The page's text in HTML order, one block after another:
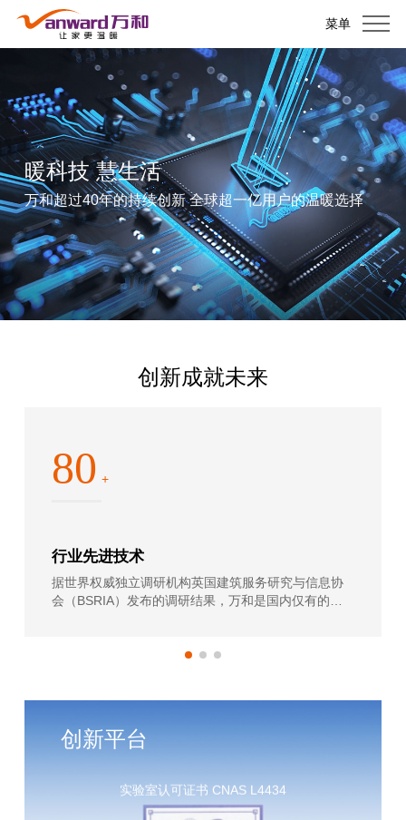
菜单
暖科技 慧生活
万和超过40年的持续创新 全球超一亿用户的温暖选择
创新成就未来
80 +
行业先进技术
据世界权威独立调研机构英国建筑服务研究与信息协
会（BSRIA）发布的调研结果，万和是国内仅有的两
术企业、住建部授予的国家住宅产业化基地、中国航
创新平台
实验室认可证书 CNAS L4434